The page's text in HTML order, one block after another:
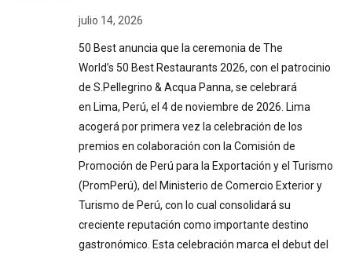
julio 14, 2026
50 Best anuncia que la ceremonia de The
World’s 50 Best Restaurants 2026, con el patrocinio
de S.Pellegrino & Acqua Panna, se celebrará
en Lima, Perú, el 4 de noviembre de 2026. Lima
acogerá por primera vez la celebración de los
premios en colaboración con la Comisión de
Promoción de Perú para la Exportación y el Turismo
(PromPerú), del Ministerio de Comercio Exterior y
Turismo de Perú, con lo cual consolidará su
creciente reputación como importante destino
gastronómico. Esta celebración marca el debut del